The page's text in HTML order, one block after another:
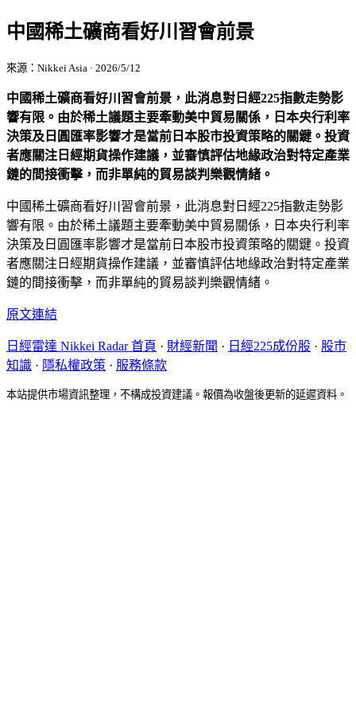
中國稀土礦商看好川習會前景
來源：Nikkei Asia · 2026/5/12
中國稀土礦商看好川習會前景，此消息對日經225指數走勢影
響有限。由於稀土議題主要牽動美中貿易關係，日本央行利率
決策及日圓匯率影響才是當前日本股市投資策略的關鍵。投資
者應關注日經期貨操作建議，並審慎評估地緣政治對特定產業
鏈的間接衝擊，而非單純的貿易談判樂觀情緒。
中國稀土礦商看好川習會前景，此消息對日經225指數走勢影
響有限。由於稀土議題主要牽動美中貿易關係，日本央行利率
決策及日圓匯率影響才是當前日本股市投資策略的關鍵。投資
者應關注日經期貨操作建議，並審慎評估地緣政治對特定產業
鏈的間接衝擊，而非單純的貿易談判樂觀情緒。
原文連結
日經雷達 Nikkei Radar 首頁 · 財經新聞 · 日經225成份股 · 股市
知識 · 隱私權政策 · 服務條款
本站提供市場資訊整理，不構成投資建議。報價為收盤後更新的延遲資料。